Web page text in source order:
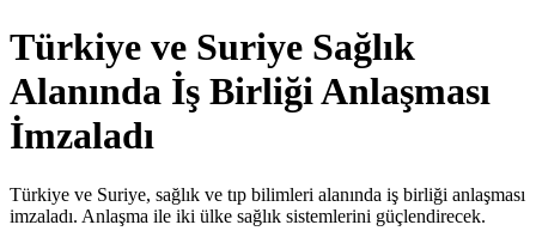
Türkiye ve Suriye Sağlık
Alanında İş Birliği Anlaşması
İmzaladı
Türkiye ve Suriye, sağlık ve tıp bilimleri alanında iş birliği anlaşması
imzaladı. Anlaşma ile iki ülke sağlık sistemlerini güçlendirecek.